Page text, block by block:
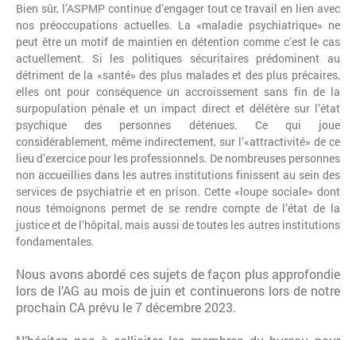
Bien sûr, l’ASPMP continue d’engager tout ce travail en lien avec
nos préoccupations actuelles. La «maladie psychiatrique» ne
peut être un motif de maintien en détention comme c’est le cas
actuellement. Si les politiques sécuritaires prédominent au
détriment de la «santé» des plus malades et des plus précaires,
elles ont pour conséquence un accroissement sans fin de la
surpopulation pénale et un impact direct et délétère sur l’état
psychique des personnes détenues. Ce qui joue
considérablement, même indirectement, sur l’«attractivité» de ce
lieu d’exercice pour les professionnels. De nombreuses personnes
non accueillies dans les autres institutions finissent au sein des
services de psychiatrie et en prison. Cette «loupe sociale» dont
nous témoignons permet de se rendre compte de l’état de la
justice et de l’hôpital, mais aussi de toutes les autres institutions
fondamentales.
Nous avons abordé ces sujets de façon plus approfondie
lors de l’AG au mois de juin et continuerons lors de notre
prochain CA prévu le 7 décembre 2023.